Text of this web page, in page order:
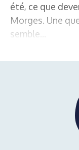
été, ce que
Morges. Une
semble...